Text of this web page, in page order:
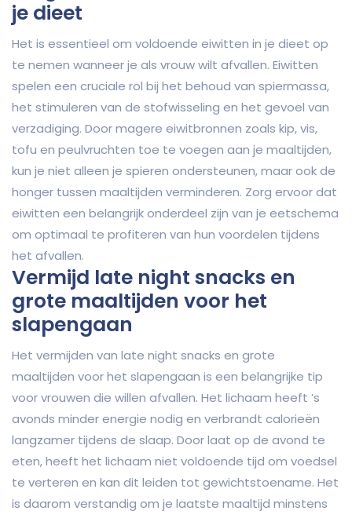
je dieet
Het is essentieel om voldoende eiwitten in je dieet op
te nemen wanneer je als vrouw wilt afvallen. Eiwitten
spelen een cruciale rol bij het behoud van spiermassa,
het stimuleren van de stofwisseling en het gevoel van
verzadiging. Door magere eiwitbronnen zoals kip, vis,
tofu en peulvruchten toe te voegen aan je maaltijden,
kun je niet alleen je spieren ondersteunen, maar ook de
honger tussen maaltijden verminderen. Zorg ervoor dat
eiwitten een belangrijk onderdeel zijn van je eetschema
om optimaal te profiteren van hun voordelen tijdens
het afvallen.
Vermijd late night snacks en
grote maaltijden voor het
slapengaan
Het vermijden van late night snacks en grote
maaltijden voor het slapengaan is een belangrijke tip
voor vrouwen die willen afvallen. Het lichaam heeft ’s
avonds minder energie nodig en verbrandt calorieën
langzamer tijdens de slaap. Door laat op de avond te
eten, heeft het lichaam niet voldoende tijd om voedsel
te verteren en kan dit leiden tot gewichtstoename. Het
is daarom verstandig om je laatste maaltijd minstens